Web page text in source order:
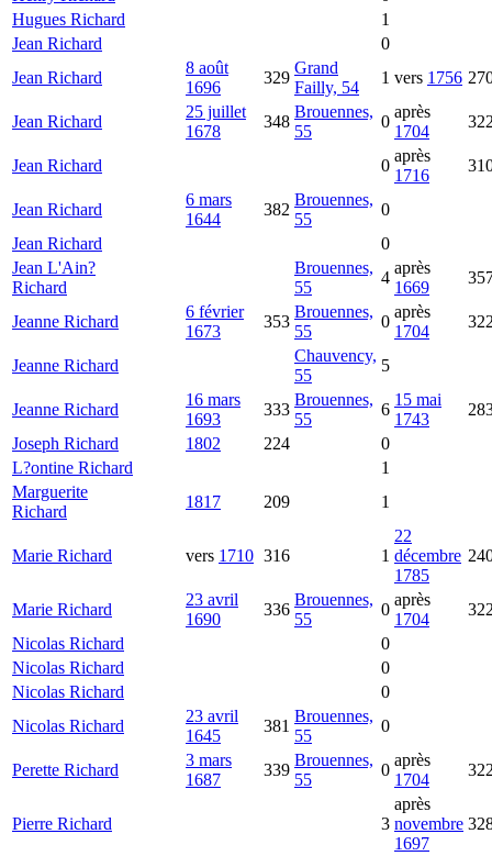
Hugues Richard
1
Jean Richard
0
Jean Richard
8 août
1696
329
Grand
Failly, 54
1 vers 1756
Jean Richard
25 juillet
1678
348
Brouennes,
55
0
après
1704
Jean Richard 0
après
1716
Jean Richard
6 mars
1644
382
Brouennes,
55
0
Jean Richard
0
Jean L'Ain?
Richard
Brouennes,
55
4
après
1669
Jeanne Richard
6 février
1673
353
Brouennes,
55
0
après
1704
Jeanne Richard
Chauvency,
55
5
Jeanne Richard
16 mars
1693
333
Brouennes,
55
6
15 mai
1743
Joseph Richard 1802 224
0
L?ontine Richard
1
Marguerite
Richard
1817 209 1
Marie Richard vers 1710 316 1
22
décembre
1785
Marie Richard
23 avril
1690
336
Brouennes,
55
0
après
1704
Nicolas Richard
0
Nicolas Richard
0
Nicolas Richard
0
Nicolas Richard
23 avril
1645
381
Brouennes,
55
0
Perette Richard
3 mars
1687
339
Brouennes,
55
0
après
1704
Pierre Richard 3
après
novembre
1697